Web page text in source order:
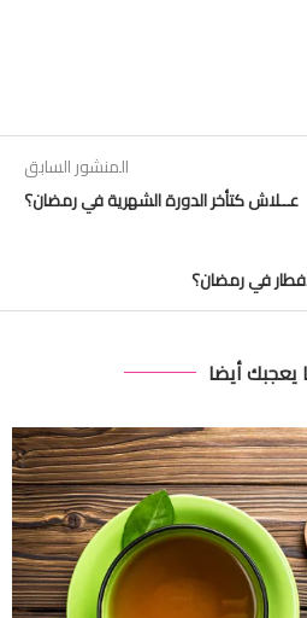
المنشور السابق
عــلاش كتأخر الدورة الشهرية في رمضان؟
في رمضان؟
يعجبك أيضا